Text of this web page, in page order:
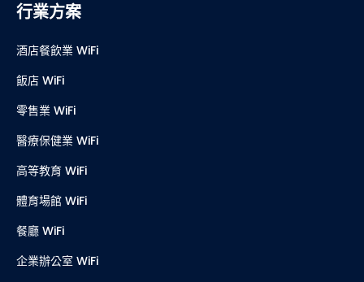
行業方案
酒店餐飲業 WiFi
飯店 WiFi
零售業 WiFi
醫療保健業 WiFi
高等教育 WiFi
體育場館 WiFi
餐廳 WiFi
企業辦公室 WiFi